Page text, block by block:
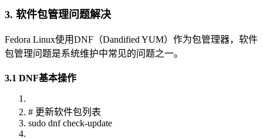
3. 软件包管理问题解决
Fedora Linux使用DNF（Dandified YUM）作为包管理器，软件
包管理问题是系统维护中常见的问题之一。
3.1 DNF基本操作
# 更新软件包列表
sudo dnf check-update